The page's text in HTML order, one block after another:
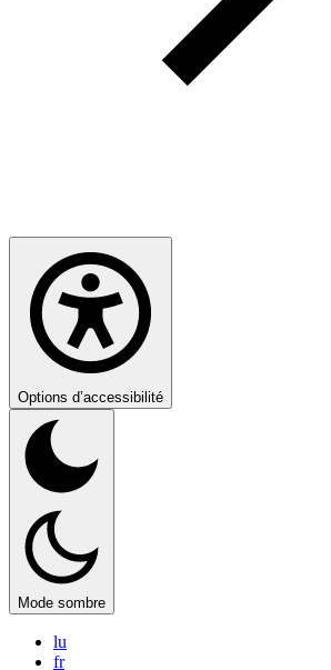
Options d’accessibilité
Mode sombre
lu
fr